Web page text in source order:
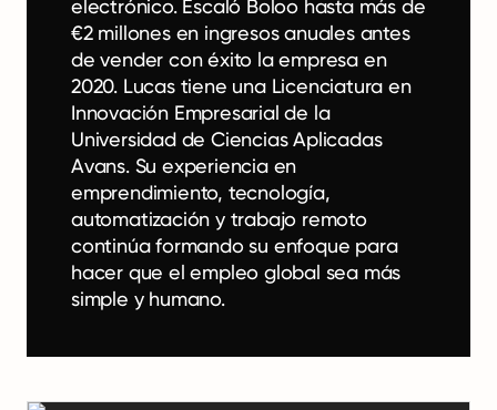
electrónico. Escaló Boloo hasta más de
€2 millones en ingresos anuales antes
de vender con éxito la empresa en
2020. Lucas tiene una Licenciatura en
Innovación Empresarial de la
Universidad de Ciencias Aplicadas
Avans. Su experiencia en
emprendimiento, tecnología,
automatización y trabajo remoto
continúa formando su enfoque para
hacer que el empleo global sea más
simple y humano.